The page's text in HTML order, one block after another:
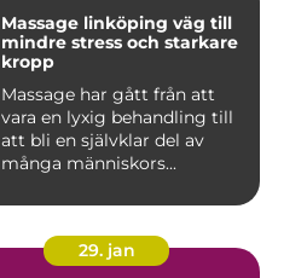
Massage linköping väg till
mindre stress och starkare
kropp
Massage har gått från att
vara en lyxig behandling till
att bli en självklar del av
många människors...
29. jan